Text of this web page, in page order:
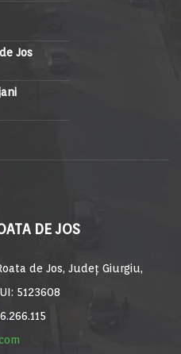
Jos
DE JOS
de Jos, Județ Giurgiu,
5123608